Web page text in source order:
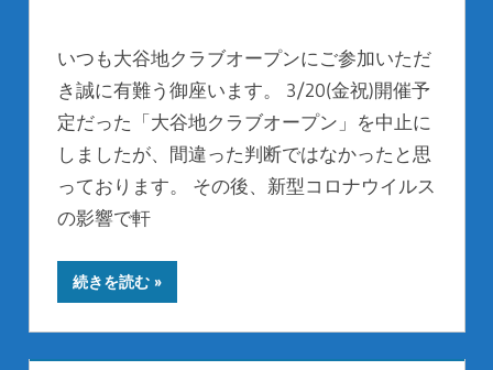
いつも大谷地クラブオープンにご参加いただ
き誠に有難う御座います。 3/20(金祝)開催予
定だった「大谷地クラブオープン」を中止に
しましたが、間違った判断ではなかったと思
っております。 その後、新型コロナウイルス
の影響で軒
続きを読む